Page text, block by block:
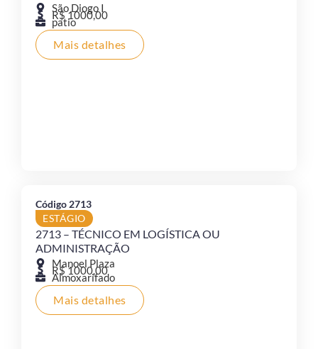
São Diogo I
R$ 1000,00
patio
Mais detalhes
Código 2713
ESTÁGIO
2713 – TÉCNICO EM LOGÍSTICA OU
ADMINISTRAÇÃO
Manoel Plaza
R$ 1000,00
Almoxarifado
Mais detalhes